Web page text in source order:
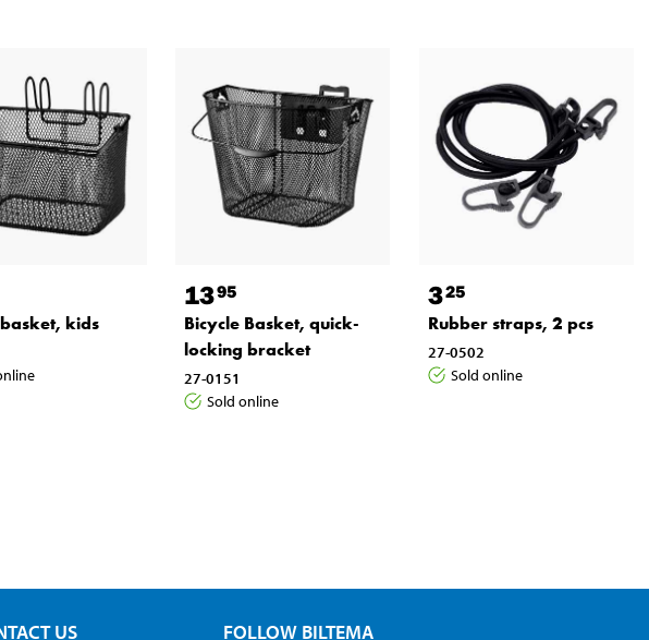
kids
1395
Bicycle Basket, quick-
locking bracket
27-0151
Sold online
325
Rubber straps, 2 pcs
27-0502
Sold online
US FOLLOW BILTEMA